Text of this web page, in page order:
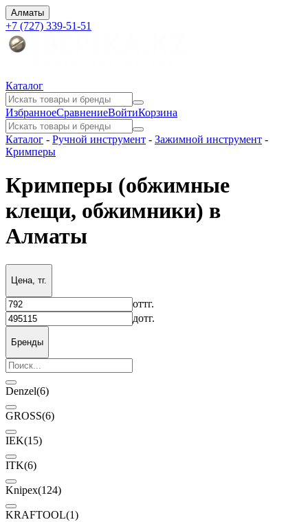
Алматы
+7 (727) 339-51-51
Каталог
ИзбранноеСравнениеВойтиКорзина
Каталог - Ручной инструмент - Зажимной инструмент -
Кримперы
Кримперы (обжимные
клещи, обжимники) в
Алматы
Цена, тг.
оттг.
дотг.
Бренды
Denzel(6)
GROSS(6)
IEK(15)
ITK(6)
Knipex(124)
KRAFTOOL(1)